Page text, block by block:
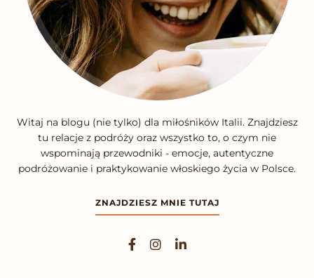
Witaj na blogu (nie tylko) dla miłośników Italii. Znajdziesz
tu relacje z podróży oraz wszystko to, o czym nie
wspominają przewodniki - emocje, autentyczne
podróżowanie i praktykowanie włoskiego życia w Polsce.
ZNAJDZIESZ MNIE TUTAJ